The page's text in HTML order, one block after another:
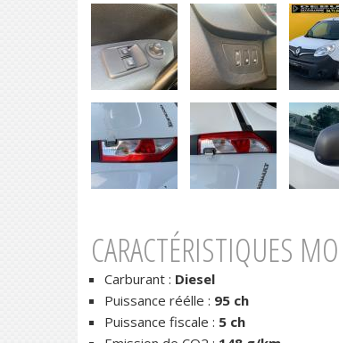
CARACTÉRISTIQUES
Carburant : Diesel
Puissance réélle : 95 ch
Puissance fiscale : 5 ch